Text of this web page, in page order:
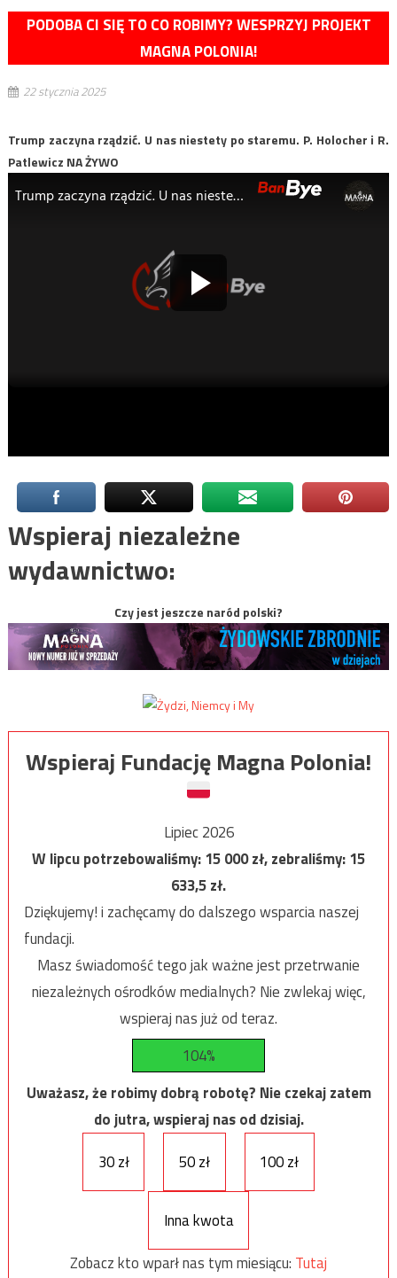
PODOBA CI SIĘ TO CO ROBIMY? WESPRZYJ PROJEKT
MAGNA POLONIA!
22 stycznia 2025
Trump zaczyna rządzić. U nas niestety po staremu. P. Holocher i R.
Patlewicz NA ŻYWO
Wspieraj niezależne
wydawnictwo:
Czy jest jeszcze naród polski?
Wspieraj Fundację Magna Polonia!
Lipiec 2026
W lipcu potrzebowaliśmy:15 000zł, zebraliśmy:15
633,5zł.
Dziękujemy! i zachęcamy do dalszego wsparcia naszej
fundacji.
Masz świadomość tego jak ważne jest przetrwanie
niezależnych ośrodków medialnych? Nie zwlekaj więc,
wspieraj nas już od teraz.
104%
Uważasz, że robimy dobrą robotę? Nie czekaj zatem
do jutra, wspieraj nas od dzisiaj.
30 zł
50 zł 100 zł
Inna kwota
Zobacz kto wparł nas tym miesiącu: Tutaj